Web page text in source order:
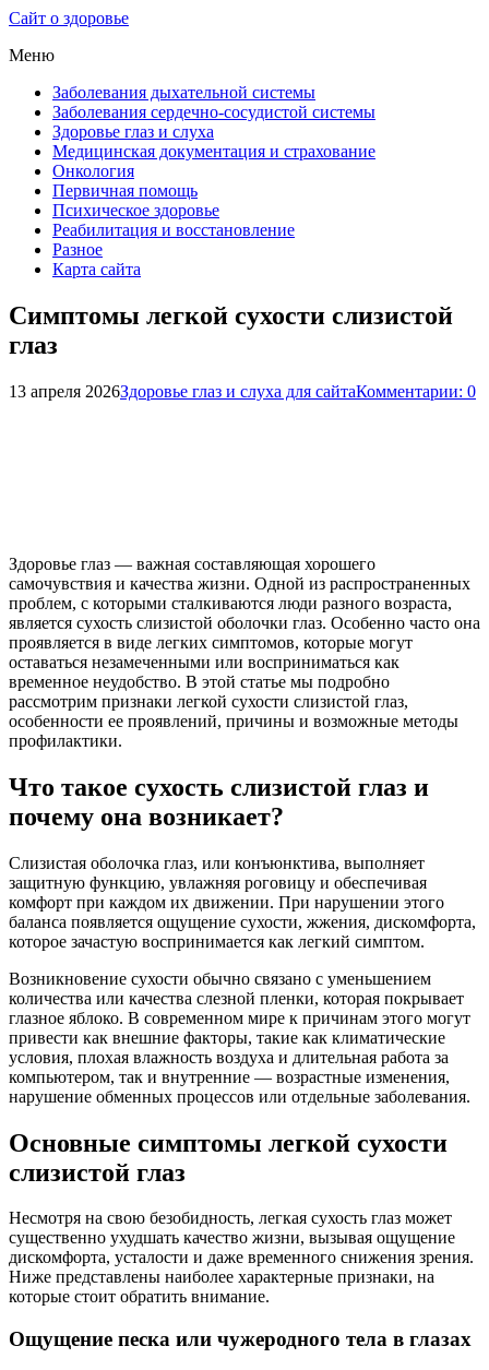
Сайт о здоровье
Меню
Заболевания дыхательной системы
Заболевания сердечно-сосудистой системы
Здоровье глаз и слуха
Медицинская документация и страхование
Онкология
Первичная помощь
Психическое здоровье
Реабилитация и восстановление
Разное
Карта сайта
Симптомы легкой сухости слизистой
глаз
13 апреля 2026Здоровье глаз и слуха для сайтаКомментарии: 0
Здоровье глаз — важная составляющая хорошего
самочувствия и качества жизни. Одной из распространенных
проблем, с которыми сталкиваются люди разного возраста,
является сухость слизистой оболочки глаз. Особенно часто она
проявляется в виде легких симптомов, которые могут
оставаться незамеченными или восприниматься как
временное неудобство. В этой статье мы подробно
рассмотрим признаки легкой сухости слизистой глаз,
особенности ее проявлений, причины и возможные методы
профилактики.
Что такое сухость слизистой глаз и
почему она возникает?
Слизистая оболочка глаз, или конъюнктива, выполняет
защитную функцию, увлажняя роговицу и обеспечивая
комфорт при каждом их движении. При нарушении этого
баланса появляется ощущение сухости, жжения, дискомфорта,
которое зачастую воспринимается как легкий симптом.
Возникновение сухости обычно связано с уменьшением
количества или качества слезной пленки, которая покрывает
глазное яблоко. В современном мире к причинам этого могут
привести как внешние факторы, такие как климатические
условия, плохая влажность воздуха и длительная работа за
компьютером, так и внутренние — возрастные изменения,
нарушение обменных процессов или отдельные заболевания.
Основные симптомы легкой сухости
слизистой глаз
Несмотря на свою безобидность, легкая сухость глаз может
существенно ухудшать качество жизни, вызывая ощущение
дискомфорта, усталости и даже временного снижения зрения.
Ниже представлены наиболее характерные признаки, на
которые стоит обратить внимание.
Ощущение песка или чужеродного тела в глазах